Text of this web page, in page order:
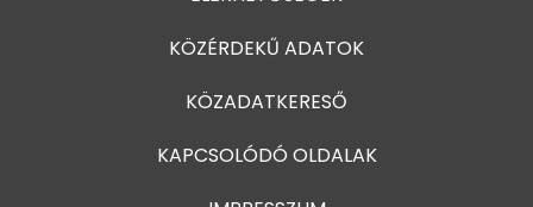
KÖZÉRDEKŰ ADATOK
KÖZADATKERESŐ
KAPCSOLÓDÓ OLDALAK